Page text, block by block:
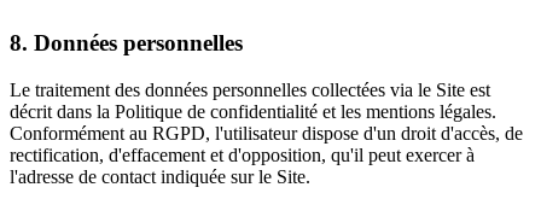
8. Données personnelles
Le traitement des données personnelles collectées via le Site est
décrit dans la Politique de confidentialité et les mentions légales.
Conformément au RGPD, l'utilisateur dispose d'un droit d'accès, de
rectification, d'effacement et d'opposition, qu'il peut exercer à
l'adresse de contact indiquée sur le Site.